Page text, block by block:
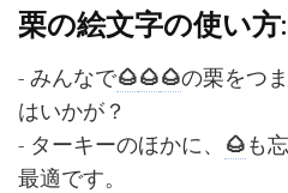
栗の絵文字の使い方:
- みんなで🌰🌰🌰の栗をつ
はいかが？
- ターキーのほかに、 🌰も
最適です。